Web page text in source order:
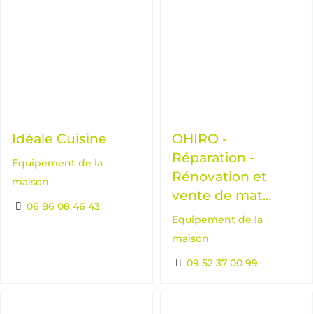
Idéale Cuisine
Equipement de la
maison
06 86 08 46 43
OHIRO -
Réparation -
Rénovation et
vente de mat...
Equipement de la
maison
09 52 37 00 99